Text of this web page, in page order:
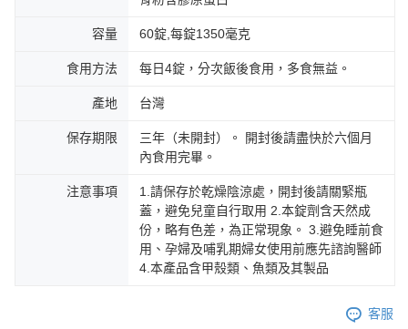
容量 60錠,每錠1350毫克
食用方法 每日4錠，分次飯後食用，多食無益。
產地 台灣
保存期限
三年（未開封）。 開封後請盡快於六個月
內食用完畢。
注意事項
1.請保存於乾燥陰涼處，開封後請關緊瓶
蓋，避免兒童自行取用 2.本錠劑含天然成
份，略有色差，為正常現象。 3.避免睡前食
用、孕婦及哺乳期婦女使用前應先諮詢醫師
4.本產品含甲殼類、魚類及其製品
客服